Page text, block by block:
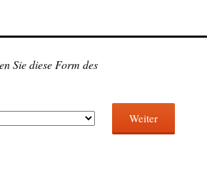
Sie diese Form des
Weiter